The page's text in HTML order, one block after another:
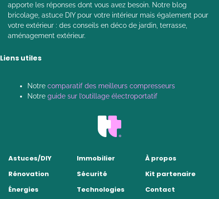
apporte les réponses dont vous avez besoin. Notre blog
bricolage, astuce DIY pour votre intérieur mais également pour
votre extérieur : des conseils en déco de jardin, terrasse,
aménagement extérieur.
Liens utiles
Notre comparatif des meilleurs compresseurs
Notre guide sur l’outillage électroportatif
Astuces/DIY
Rénovation
Énergies
Immobilier
Sécurité
Technologies
À propos
Kit partenaire
Contact